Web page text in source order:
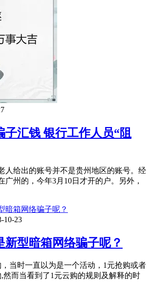
子汇钱 银行工作人员“阻
人给出的账号并不是贵州地区的账号。经
广州的，今年3月10日才开的户。另外，
10-23
新型暗箱网络骗子呢？
当时一直以为是一个活动，1元抢购或者
然而当看到了1元云购的规则及解释的时